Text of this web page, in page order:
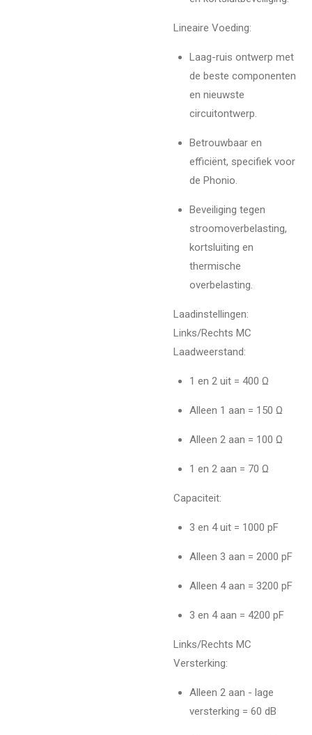
Lineaire Voeding:
Laag-ruis ontwerp met
de beste componenten
en nieuwste
circuitontwerp.
Betrouwbaar en
efficiënt, specifiek voor
de Phonio.
Beveiliging tegen
stroomoverbelasting,
kortsluiting en
thermische
overbelasting.
Laadinstellingen:
Links/Rechts MC
Laadweerstand:
1 en 2 uit = 400 Ω
Alleen 1 aan = 150 Ω
Alleen 2 aan = 100 Ω
1 en 2 aan = 70 Ω
Capaciteit:
3 en 4 uit = 1000 pF
Alleen 3 aan = 2000 pF
Alleen 4 aan = 3200 pF
3 en 4 aan = 4200 pF
Links/Rechts MC
Versterking:
Alleen 2 aan - lage
versterking = 60 dB